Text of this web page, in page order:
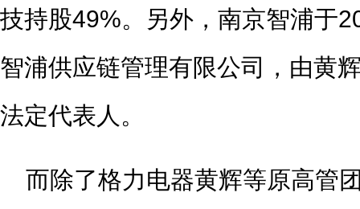
技持股49%。另外，南京智浦于
智浦供应链管理有限公司，由黄
法定代表人。
而除了格力电器黄辉等原高管